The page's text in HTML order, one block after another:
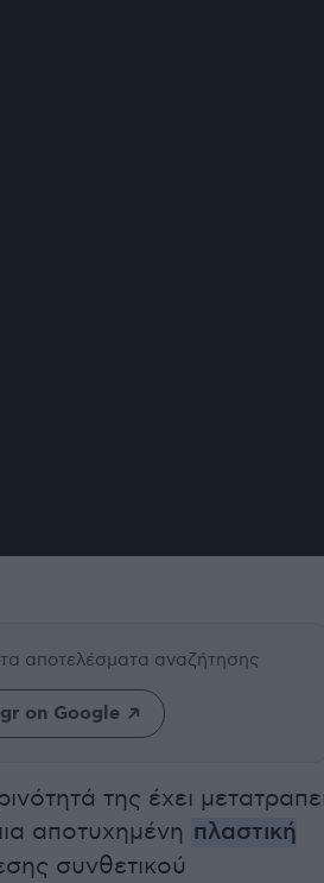
αποτελέσματα αναζήτησης
on Google
της έχει
αποτυχημένη πλαστική
συνθετικού